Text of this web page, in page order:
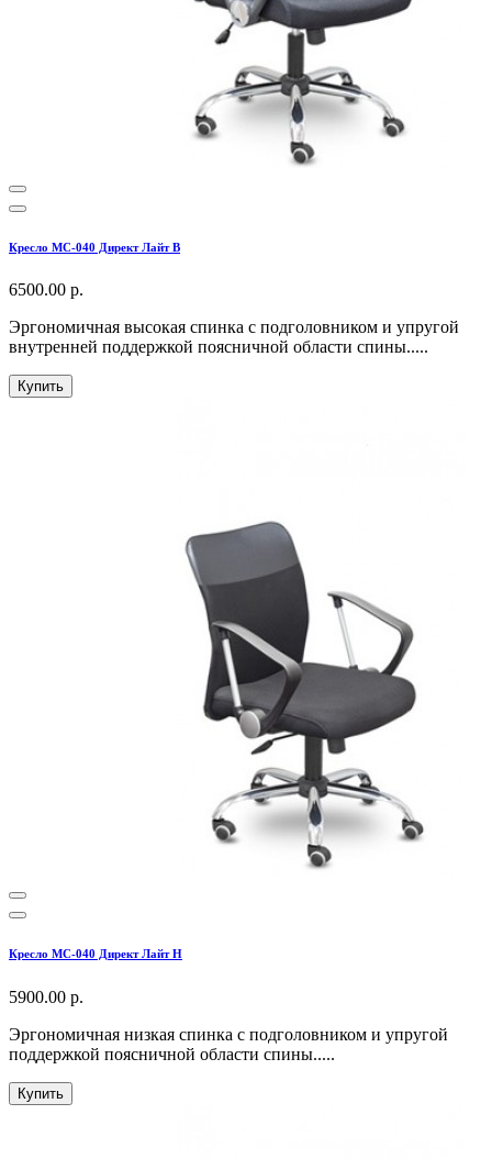
Кресло МС-040 Директ Лайт В
6500.00 р.
Эргономичная высокая спинка с подголовником и упругой
внутренней поддержкой поясничной области спины.....
Купить
Кресло МС-040 Директ Лайт Н
5900.00 р.
Эргономичная низкая спинка с подголовником и упругой
поддержкой поясничной области спины.....
Купить